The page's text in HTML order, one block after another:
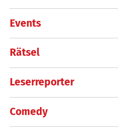
Events
Rätsel
Leserreporter
Comedy